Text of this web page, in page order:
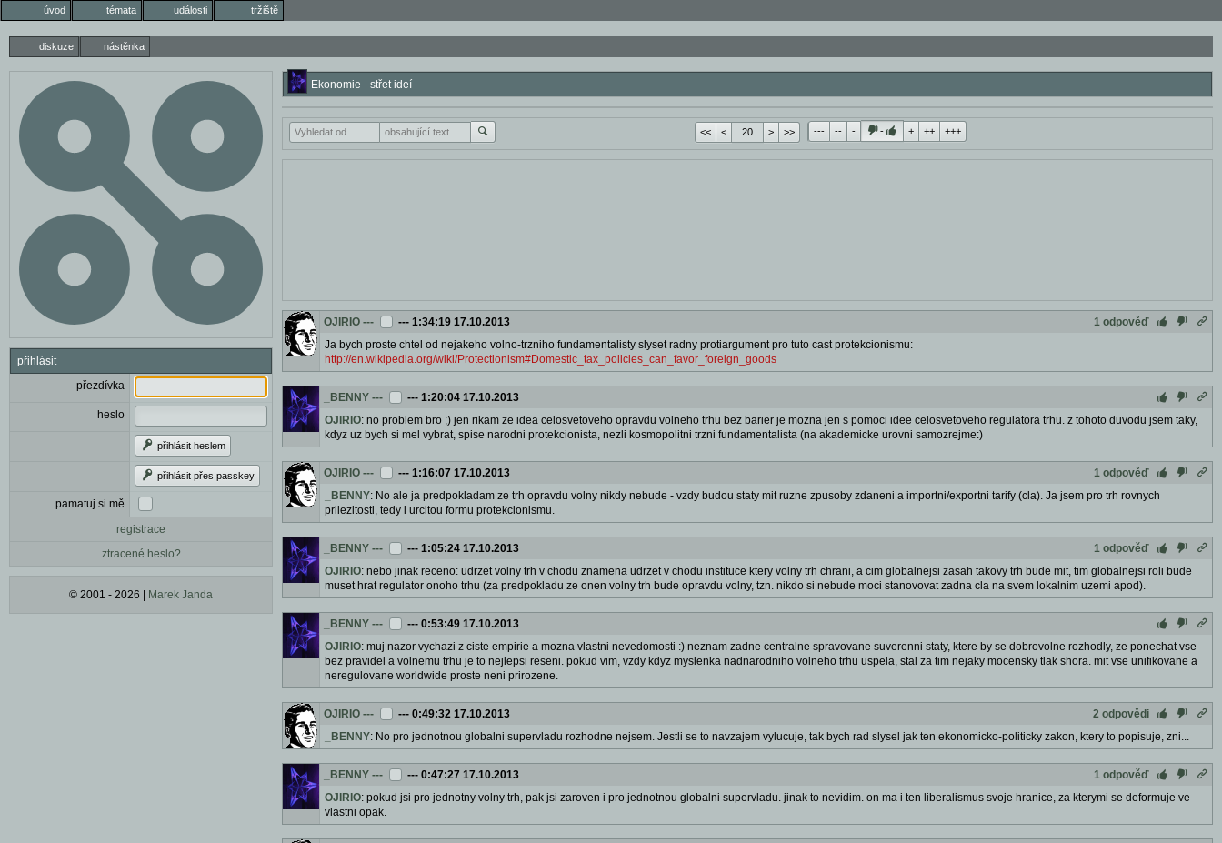
úvod témata události tržiště
diskuze nástěnka
přihlásit
přezdívka
heslo
přihlásit heslem
přihlásit přes passkey
pamatuj si mě
registrace
ztracené heslo?
© 2001 - 2026 | Marek Janda
Ekonomie - střet ideí
<< < > >> --- -- - - + ++ +++
OJIRIO --- --- 1:34:19 17.10.2013
1 odpověď
Ja bych proste chtel od nejakeho volno-trzniho fundamentalisty slyset radny protiargument pro tuto cast protekcionismu:
http://en.wikipedia.org/wiki/Protectionism#Domestic_tax_policies_can_favor_foreign_goods
_BENNY --- --- 1:20:04 17.10.2013
OJIRIO: no problem bro ;) jen rikam ze idea celosvetoveho opravdu volneho trhu bez barier je mozna jen s pomoci idee celosvetoveho regulatora trhu. z tohoto duvodu jsem taky,
kdyz uz bych si mel vybrat, spise narodni protekcionista, nezli kosmopolitni trzni fundamentalista (na akademicke urovni samozrejme:)
OJIRIO --- --- 1:16:07 17.10.2013
1 odpověď
_BENNY: No ale ja predpokladam ze trh opravdu volny nikdy nebude - vzdy budou staty mit ruzne zpusoby zdaneni a importni/exportni tarify (cla). Ja jsem pro trh rovnych
prilezitosti, tedy i urcitou formu protekcionismu.
_BENNY --- --- 1:05:24 17.10.2013
1 odpověď
OJIRIO: nebo jinak receno: udrzet volny trh v chodu znamena udrzet v chodu instituce ktery volny trh chrani, a cim globalnejsi zasah takovy trh bude mit, tim globalnejsi roli bude
muset hrat regulator onoho trhu (za predpokladu ze onen volny trh bude opravdu volny, tzn. nikdo si nebude moci stanovovat zadna cla na svem lokalnim uzemi apod).
_BENNY --- --- 0:53:49 17.10.2013
OJIRIO: muj nazor vychazi z ciste empirie a mozna vlastni nevedomosti :) neznam zadne centralne spravovane suverenni staty, ktere by se dobrovolne rozhodly, ze ponechat vse
bez pravidel a volnemu trhu je to nejlepsi reseni. pokud vim, vzdy kdyz myslenka nadnarodniho volneho trhu uspela, stal za tim nejaky mocensky tlak shora. mit vse unifikovane a
neregulovane worldwide proste neni prirozene.
OJIRIO --- --- 0:49:32 17.10.2013
2 odpovědi
_BENNY: No pro jednotnou globalni supervladu rozhodne nejsem. Jestli se to navzajem vylucuje, tak bych rad slysel jak ten ekonomicko-politicky zakon, ktery to popisuje, zni...
_BENNY --- --- 0:47:27 17.10.2013
1 odpověď
OJIRIO: pokud jsi pro jednotny volny trh, pak jsi zaroven i pro jednotnou globalni supervladu. jinak to nevidim. on ma i ten liberalismus svoje hranice, za kterymi se deformuje ve
vlastni opak.